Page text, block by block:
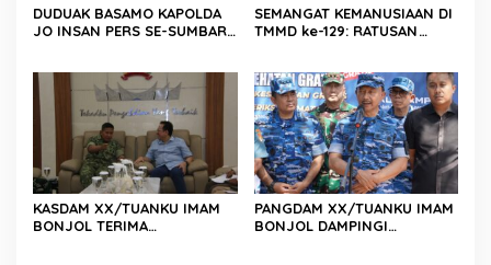
DUDUAK BASAMO KAPOLDA
JO INSAN PERS SE-SUMBAR,
Polri dan Media Demi
Kepentingan Masyarakat
SEMANGAT KEMANUSIAAN DI
TMMD ke-129: RATUSAN
KASDAM XX/TUANKU IMAM
BONJOL TERIMA
PANGDAM XX/TUANKU IMAM
BONJOL DAMPINGI